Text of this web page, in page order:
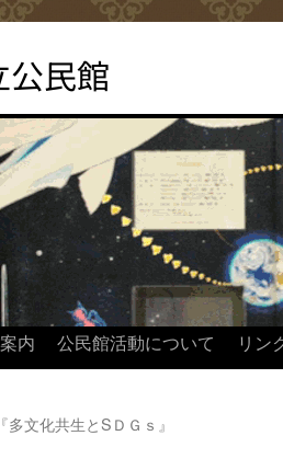
民館
内 公民館活動について リン
文化共生とSＤＧｓ』